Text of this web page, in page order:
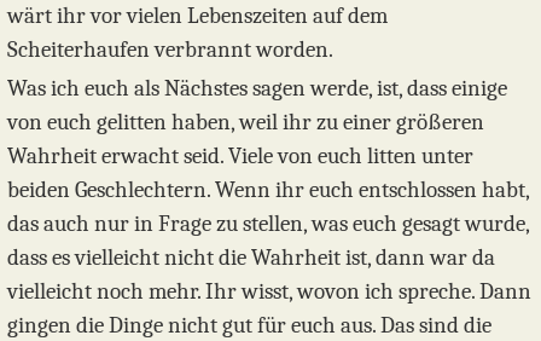
wärt ihr vor vielen Lebenszeiten auf dem
Scheiterhaufen verbrannt worden.
Was ich euch als Nächstes sagen werde, ist, dass einige
von euch gelitten haben, weil ihr zu einer größeren
Wahrheit erwacht seid. Viele von euch litten unter
beiden Geschlechtern. Wenn ihr euch entschlossen habt,
das auch nur in Frage zu stellen, was euch gesagt wurde,
dass es vielleicht nicht die Wahrheit ist, dann war da
vielleicht noch mehr. Ihr wisst, wovon ich spreche. Dann
gingen die Dinge nicht gut für euch aus. Das sind die